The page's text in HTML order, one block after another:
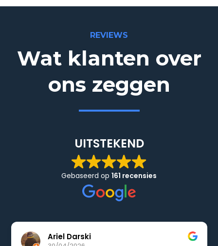
REVIEWS
Wat klanten over
ons zeggen
UITSTEKEND
Gebaseerd op 161 recensies
Ariel Darski